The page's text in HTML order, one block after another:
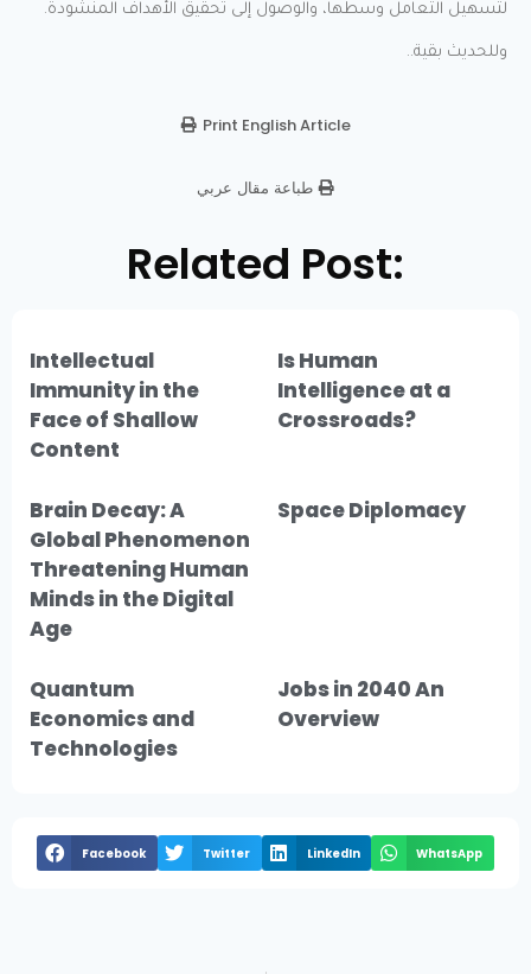
لتسهيل التعامل وسطها، والوصول إلى تحقيق الأهداف المنشودة.
وللحديث بقية..
Print English Article
طباعة مقال عربي
Related Post:
Intellectual
Immunity in the
Face of Shallow
Content
Is Human
Intelligence at a
Crossroads?
Brain Decay: A
Global Phenomenon
Threatening Human
Minds in the Digital
Age
Space Diplomacy
Quantum
Economics and
Technologies
Jobs in 2040 An
Overview
Facebook Twitter LinkedIn WhatsApp